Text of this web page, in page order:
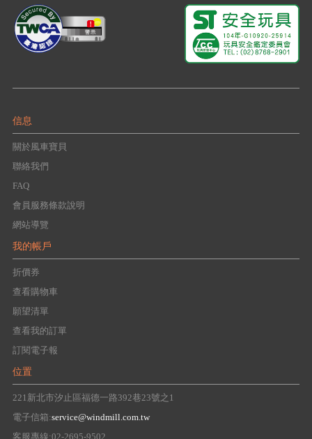
信息
關於風車寶貝
聯絡我們
FAQ
會員服務條款說明
網站導覽
我的帳戶
折價券
查看購物車
願望清單
查看我的訂單
訂閱電子報
位置
221新北市汐止區福德一路392巷23號之1
電子信箱:service@windmill.com.tw
客服專線:02-2695-9502